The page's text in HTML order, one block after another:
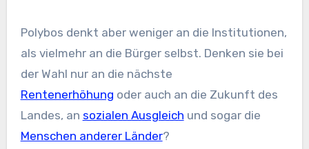
Polybos denkt aber weniger an die Institutionen,
als vielmehr an die Bürger selbst. Denken sie bei
der Wahl nur an die nächste
Rentenerhöhung oder auch an die Zukunft des
Landes, an sozialen Ausgleich und sogar die
Menschen anderer Länder?